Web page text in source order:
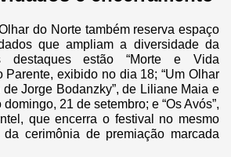
do Norte também reserva espaço
que ampliam a diversidade da
destaques estão “Morte e Vida
Parente, exibido no dia 18; “Um Olhar
de Jorge Bodanzky”, de Liliane Maia e
21 de setembro; e “Os Avós”,
que encerra o festival no mesmo
cerimônia de premiação marcada